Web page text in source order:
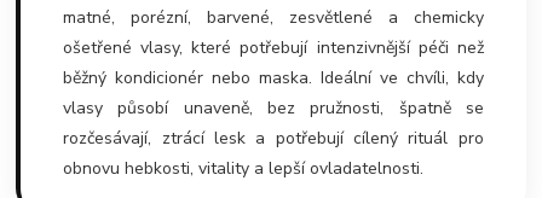
matné, porézní, barvené, zesvětlené a chemicky
ošetřené vlasy, které potřebují intenzivnější péči než
běžný kondicionér nebo maska. Ideální ve chvíli, kdy
vlasy působí unaveně, bez pružnosti, špatně se
rozčesávají, ztrácí lesk a potřebují cílený rituál pro
obnovu hebkosti, vitality a lepší ovladatelnosti.